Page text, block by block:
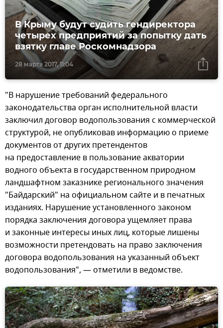
28 марта 2017, 11:04
В Крыму будут судить гендиректора
четырех предприятий за попытку дать
взятку главе Роскомнадзора
"В нарушение требований федерального
законодательства орган исполнительной власти
заключил договор водопользования с коммерческой
структурой, не опубликовав информацию о приеме
документов от других претендентов
на предоставление в пользование акватории
водного объекта в государственном природном
ландшафтном заказнике регионального значения
"Байдарский" на официальном сайте и в печатных
изданиях. Нарушение установленного законом
порядка заключения договора ущемляет права
и законные интересы иных лиц, которые лишены
возможности претендовать на право заключения
договора водопользования на указанный объект
водопользования", — отметили в ведомстве.